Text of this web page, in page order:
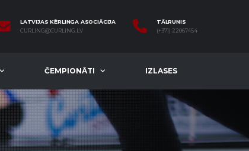
LATVIJAS KĒRLINGA ASOCIĀCIJA
CURLING@CURLING.LV
TĀLRUNIS
(+371) 22067454
ČEMPIONĀTI IZLASES